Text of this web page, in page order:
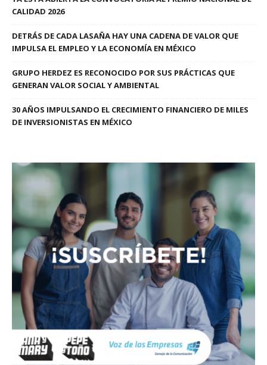
CALIDAD 2026
DETRÁS DE CADA LASAÑA HAY UNA CADENA DE VALOR QUE
IMPULSA EL EMPLEO Y LA ECONOMÍA EN MÉXICO
GRUPO HERDEZ ES RECONOCIDO POR SUS PRÁCTICAS QUE
GENERAN VALOR SOCIAL Y AMBIENTAL
30 AÑOS IMPULSANDO EL CRECIMIENTO FINANCIERO DE MILES
DE INVERSIONISTAS EN MÉXICO